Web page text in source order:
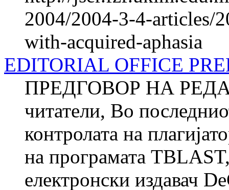
2004/2004-3-4-articles/
with-acquired-aphasia
EDITORIAL OFFICE
ПРЕДГОВОР НА
читатели, Во
контролата на
на про­грамата
електронски издавач